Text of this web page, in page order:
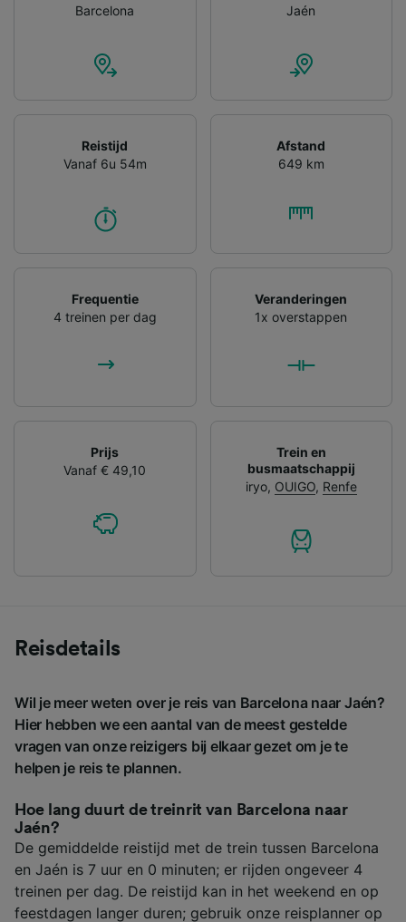
Barcelona
Jaén
Reistijd
Vanaf 6u 54m
Afstand
649 km
Frequentie
4 treinen per dag
Veranderingen
1x overstappen
Prijs
Vanaf € 49,10
Trein en
busmaatschappij
iryo, OUIGO, Renfe
Reisdetails
Wil je meer weten over je reis van Barcelona naar Jaén?
Hier hebben we een aantal van de meest gestelde
vragen van onze reizigers bij elkaar gezet om je te
helpen je reis te plannen.
Hoe lang duurt de treinrit van Barcelona naar
Jaén?
De gemiddelde reistijd met de trein tussen Barcelona
en Jaén is 7 uur en 0 minuten; er rijden ongeveer 4
treinen per dag. De reistijd kan in het weekend en op
feestdagen langer duren; gebruik onze reisplanner op
advertenties en content, advertentie- en
Partnerlijst (derden)